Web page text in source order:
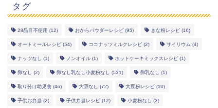
タグ
28品目不使用 (12) おからパウダーレシピ (95) きな粉レシピ (16)
オートミールレシピ (54) ココナッツミルクレシピ (2) サイリウム (4)
ナッツなし (1) ノンオイル (1) ホットケーキミックスレシピ (1)
卵なし (2) 卵なし乳なし小麦粉なし (531) 卵乳なし (1)
取り分け幼児食 (46) 大豆なし (72) 大豆粉レシピ (10)
子供お弁当 (2) 子供弁当レシピ (12) 小麦粉なし (3)
幼児食レシピ
米粉レシピ
ヘルシーレシピ